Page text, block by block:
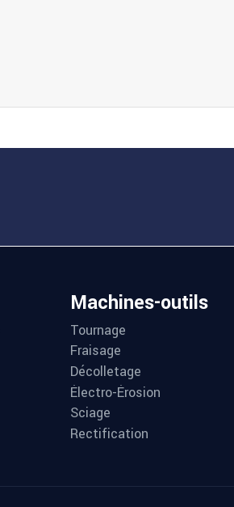
Machines-outils
Tournage
Fraisage
Décolletage
Électro-Érosion
Sciage
Rectification